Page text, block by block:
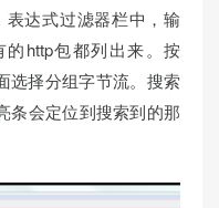
达式过滤器栏中，输
的http包都列出来。按
选择分组字节流。搜索
条会定位到搜索到的那